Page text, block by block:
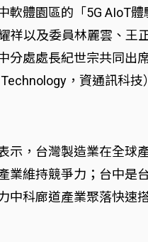
軟體園區的「5G AIoT
耀祥以及委員林麗雲、
分處處長紀世宗共同出
，資通訊科
示，台灣製造業在全球
業維持競爭力；台中是
中科廊道產業聚落快速